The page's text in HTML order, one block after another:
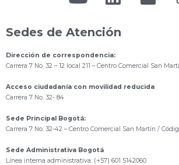
Sedes de Atención
Dirección de correspondencia:
Carrera 7 No. 32 – 12 local 211 – Centro Comercial San
Acceso ciudadanía con movilidad reducida
Carrera 7 No. 32- 84
Sede Principal Bogotá:
Carrera 7 No. 32-42 – Centro Comercial San Martín /
Sede Administrativa Bogotá
Línea interna administrativa: (+57) 601 5142060